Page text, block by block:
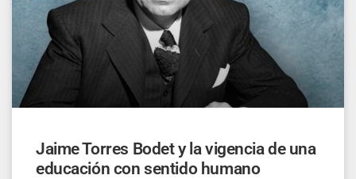
Jaime Torres Bodet y la vigencia de una
educación con sentido humano